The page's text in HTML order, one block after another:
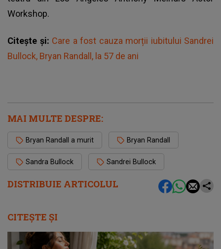
DISTRIBUIE ARTICOLUL
Workshop.
Citește și: Care a fost cauza morții iubitului Sandrei
Bullock, Bryan Randall, la 57 de ani
MAI MULTE DESPRE:
Bryan Randall a murit Bryan Randall
Sandra Bullock Sandrei Bullock
CITEȘTE ȘI